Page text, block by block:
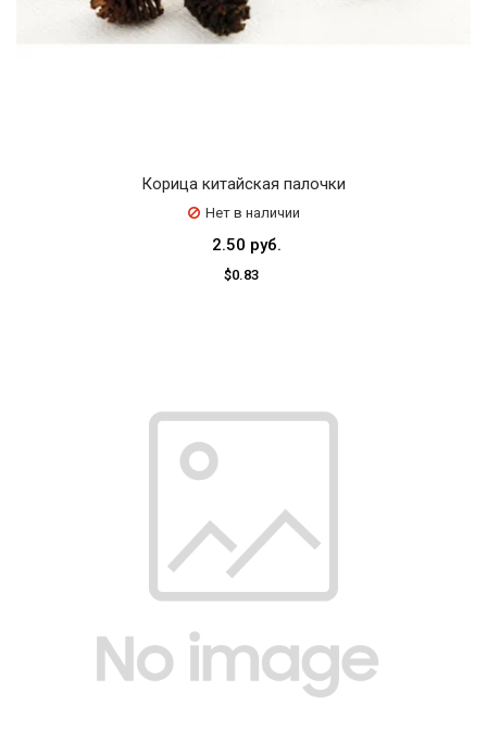
Корица китайская палочки
Нет в наличии
2.50 руб.
$0.83